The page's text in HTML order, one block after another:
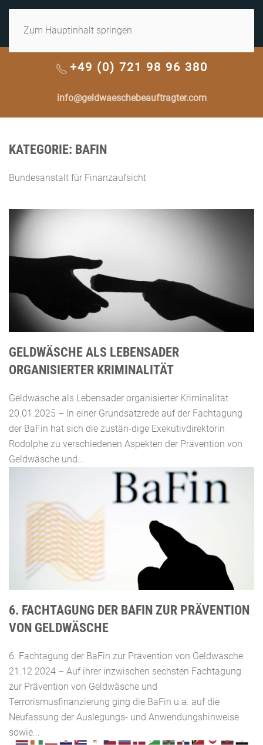
Zum Hauptinhalt springen
+49 (0) 721 98 96 380
info@geldwaeschebeauftragter.com
KATEGORIE: BAFIN
Bundesanstalt für Finanzaufsicht
GELDWÄSCHE ALS LEBENSADER
ORGANISIERTER KRIMINALITÄT
Geldwäsche als Lebensader organisierter Kriminalität
20.01.2025 – In einer Grundsatzrede auf der Fachtagung
der BaFin hat sich die zustän-dige Exekutivdirektorin
Rodolphe zu verschiedenen Aspekten der Prävention von
Geldwäsche und...
6. FACHTAGUNG DER BAFIN ZUR PRÄVENTION
VON GELDWÄSCHE
6. Fachtagung der BaFin zur Prävention von Geldwäsche
21.12.2024 – Auf ihrer inzwischen sechsten Fachtagung
zur Prävention von Geldwäsche und
Terrorismusfinanzierung ging die BaFin u.a. auf die
Neufassung der Auslegungs- und Anwendungshinweise
sowie...